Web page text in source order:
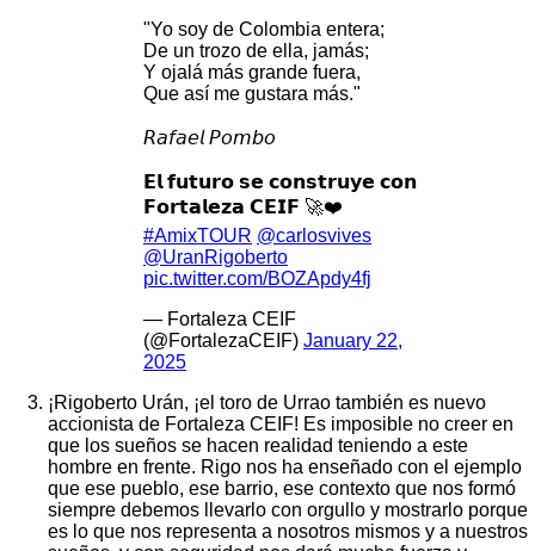
"Yo soy de Colombia entera;
De un trozo de ella, jamás;
Y ojalá más grande fuera,
Que así me gustara más."
𝘙𝘢𝘧𝘢𝘦𝘭 𝘗𝘰𝘮𝘣𝘰
𝗘𝗹 𝗳𝘂𝘁𝘂𝗿𝗼 𝘀𝗲 𝗰𝗼𝗻𝘀𝘁𝗿𝘂𝘆𝗲 𝗰𝗼𝗻
𝗙𝗼𝗿𝘁𝗮𝗹𝗲𝘇𝗮 𝗖𝗘𝗜𝗙 🚀❤️
#AmixTOUR @carlosvives
@UranRigoberto
pic.twitter.com/BOZApdy4fj
— Fortaleza CEIF
(@FortalezaCEIF) January 22,
2025
¡Rigoberto Urán, ¡el toro de Urrao también es nuevo
accionista de Fortaleza CEIF! Es imposible no creer en
que los sueños se hacen realidad teniendo a este
hombre en frente. Rigo nos ha enseñado con el ejemplo
que ese pueblo, ese barrio, ese contexto que nos formó
siempre debemos llevarlo con orgullo y mostrarlo porque
es lo que nos representa a nosotros mismos y a nuestros